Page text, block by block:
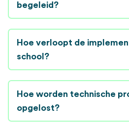
begeleid?
Hoe verloopt de
school?
Hoe worden technische
opgelost?